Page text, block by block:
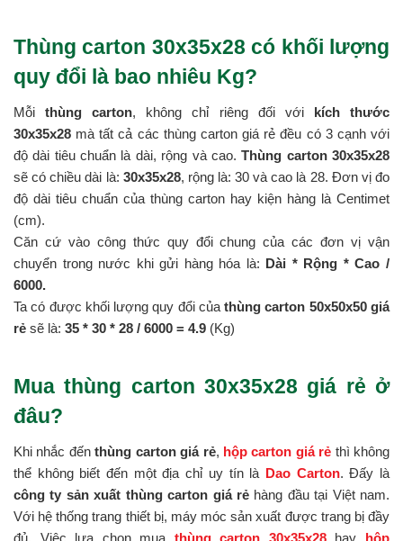
Thùng carton 30x35x28 có khối lượng
quy đổi là bao nhiêu Kg?
Mỗithùng carton, không chỉ riêng đối với kích thước
30x35x28 mà tất cả các thùng carton giá rẻ đều có 3 cạnh với
độ dài tiêu chuẩn là dài, rộng và cao.Thùng carton 30x35x28
sẽ có chiều dài là: 30x35x28, rộng là: 30 và cao là 28. Đơn vị đo
độ dài tiêu chuẩn của thùng carton hay kiện hàng là Centimet
(cm).
Căn cứ vào công thức quy đổi chung của các đơn vị vận
chuyển trong nước khi gửi hàng hóa là: Dài * Rộng * Cao /
6000.
Ta có được khối lượng quy đổi củathùng carton 50x50x50 giá
rẻ sẽ là: 35 * 30 * 28 / 6000 = 4.9 (Kg)
Mua thùng carton 30x35x28 giá rẻ ở
đâu?
Khi nhắc đếnthùng carton giá rẻ, hộp carton giá rẻ thì không
thể không biết đến một địa chỉ uy tín là Dao Carton. Đấy là
công ty sản xuất thùng carton giá rẻhàng đầu tại Việt nam.
Với hệ thống trang thiết bị, máy móc sản xuất được trang bị đầy
đủ. Việc lựa chọn mua thùng carton 30x35x28hay hộp